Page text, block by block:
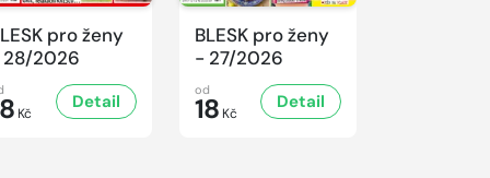
pro ženy
2026
Kč
Detail
BLESK pro ženy
- 27/2026
od
18 Kč
Detail